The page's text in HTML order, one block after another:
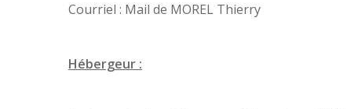
Courriel : Mail de MOREL Thierry
Hébergeur :